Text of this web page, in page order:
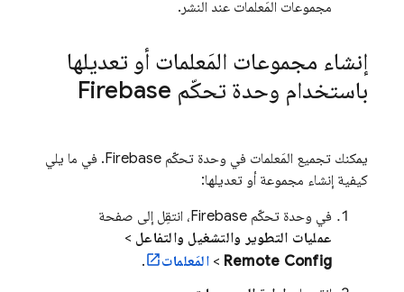
مجموعات المَعلمات عند النشر.
إنشاء مجموعات المَعلمات أو تعديلها
باستخدام وحدة تحكّم Firebase
يمكنك تجميع المَعلمات في وحدة تحكّم Firebase. في ما يلي
كيفية إنشاء مجموعة أو تعديلها:
في وحدة تحكّم Firebase، انتقِل إلى صفحة
عمليات التطوير والتشغيل والتفاعل >
Remote Config
>المَعلمات
.